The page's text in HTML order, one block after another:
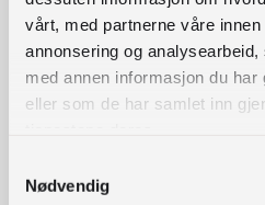
vårt, med partnerne våre
annonsering og
med annen informasjon du har
eller som de har samlet inn
Nødvendig
Bokdager høsten 2024
digitalt. Begge deler
melde deg på rett
samlingsutvikling i skole-